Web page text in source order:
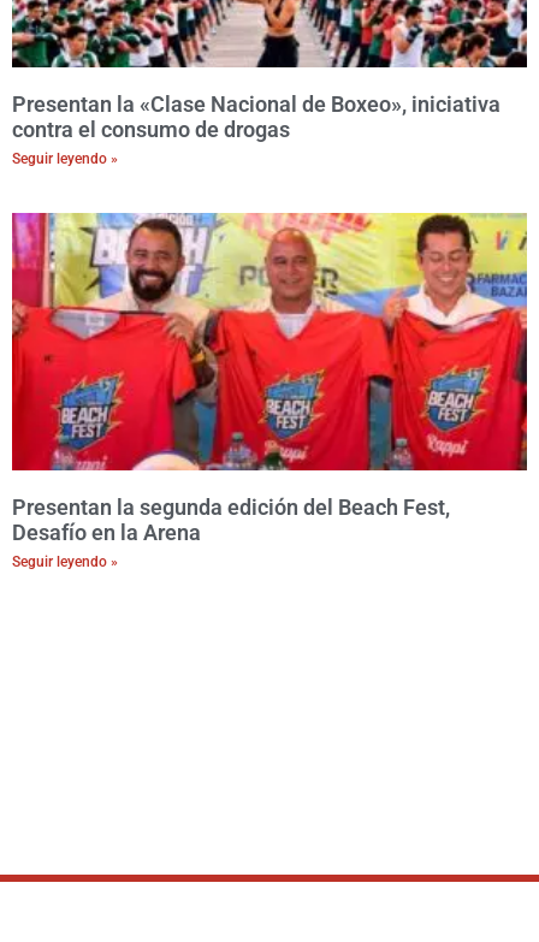
Presentan la «Clase Nacional de Boxeo», iniciativa
contra el consumo de drogas
Seguir leyendo »
Presentan la segunda edición del Beach Fest,
Desafío en la Arena
Seguir leyendo »